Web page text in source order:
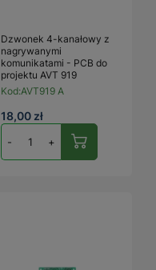
Dzwonek 4-kanałowy z
nagrywanymi
komunikatami - PCB do
projektu AVT 919
Kod:AVT919 A
18,00 zł
- +